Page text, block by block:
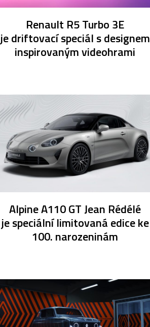
Renault R5 Turbo 3E
je driftovací speciál s designem
inspirovaným videohrami
Alpine A110 GT Jean Rédélé
je speciální limitovaná edice ke
100. narozeninám